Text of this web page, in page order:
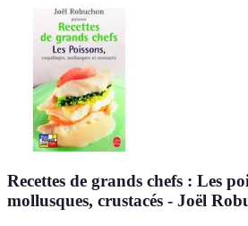
Recettes de grands chefs : Les
mollusques, crustacés - Joël